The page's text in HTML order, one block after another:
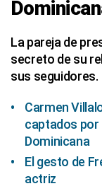
La pareja de
secreto de su
sus seguidores.
Carmen
captados por
Dominicana
El gesto de
actriz